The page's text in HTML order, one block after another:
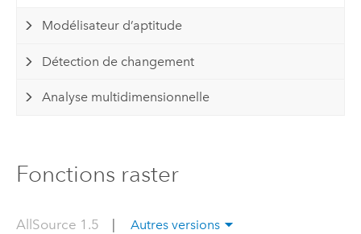
Modélisateur d’aptitude
Détection de changement
Analyse multidimensionnelle
Fonctions raster
AllSource 1.5 Autres versions